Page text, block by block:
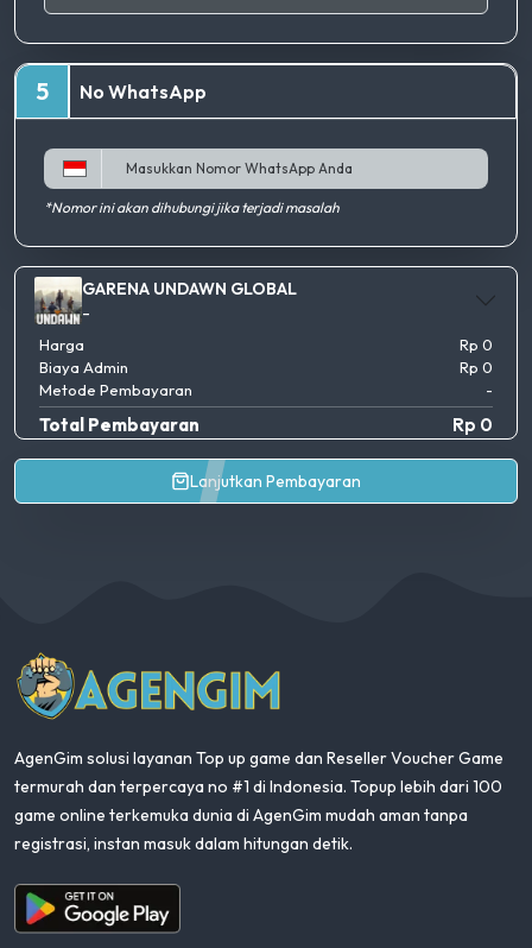
5 No WhatsApp
*Nomor ini akan dihubungi jika terjadi masalah
GARENA UNDAWN GLOBAL
-
Harga
Rp 0
Biaya Admin
Rp 0
Metode Pembayaran
-
Total Pembayaran Rp 0
Lanjutkan Pembayaran
AgenGim
AgenGim solusi layanan Top up game dan Reseller Voucher Game
termurah dan terpercaya no #1 di Indonesia. Topup lebih dari 100
game online terkemuka dunia di AgenGim mudah aman tanpa
registrasi, instan masuk dalam hitungan detik.
Aplikasi Android